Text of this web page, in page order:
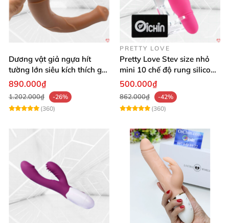
Dương vật giả ngựa hít
tường lớn siêu kích thích gai
nổi
890.000₫
1.202.000₫
-26%
(360)
PRETTY LOVE
Pretty Love Stev size nhỏ
mini 10 chế độ rung silicone
mềm
500.000₫
862.000₫
-42%
(360)